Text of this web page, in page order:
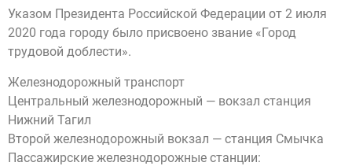
Указом Президента Российской Федерации от 2 июля
2020 года городу было присвоено звание «Город
трудовой доблести».
Железнодорожный транспорт
Центральный железнодорожный — вокзал станция
Нижний Тагил
Второй железнодорожный вокзал — станция Смычка
Пассажирские железнодорожные станции: